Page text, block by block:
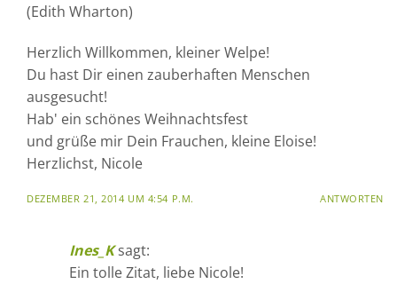
(Edith Wharton)
Herzlich Willkommen, kleiner Welpe!
Du hast Dir einen zauberhaften Menschen
ausgesucht!
Hab' ein schönes Weihnachtsfest
und grüße mir Dein Frauchen, kleine Eloise!
Herzlichst, Nicole
DEZEMBER 21, 2014 UM 4:54 P.M. ANTWORTEN
Ines_K sagt:
Ein tolle Zitat, liebe Nicole!